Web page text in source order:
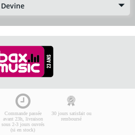
Commande passée
avant 23h, livraison
sous 2-3 jours ouvrés
(si en stock)
30 jours satisfait ou
remboursé